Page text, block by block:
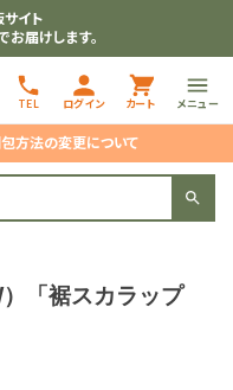
イト
お届けします。
TEL ログイン カート メニュー
方法の変更について
「裾スカラップ